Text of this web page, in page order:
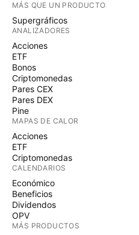
MÁS QUE UN PRODUCTO
Supergráficos
ANALIZADORES
Acciones
ETF
Bonos
Criptomonedas
Pares CEX
Pares DEX
Pine
MAPAS DE CALOR
Acciones
ETF
Criptomonedas
CALENDARIOS
Económico
Beneficios
Dividendos
OPV
MÁS PRODUCTOS